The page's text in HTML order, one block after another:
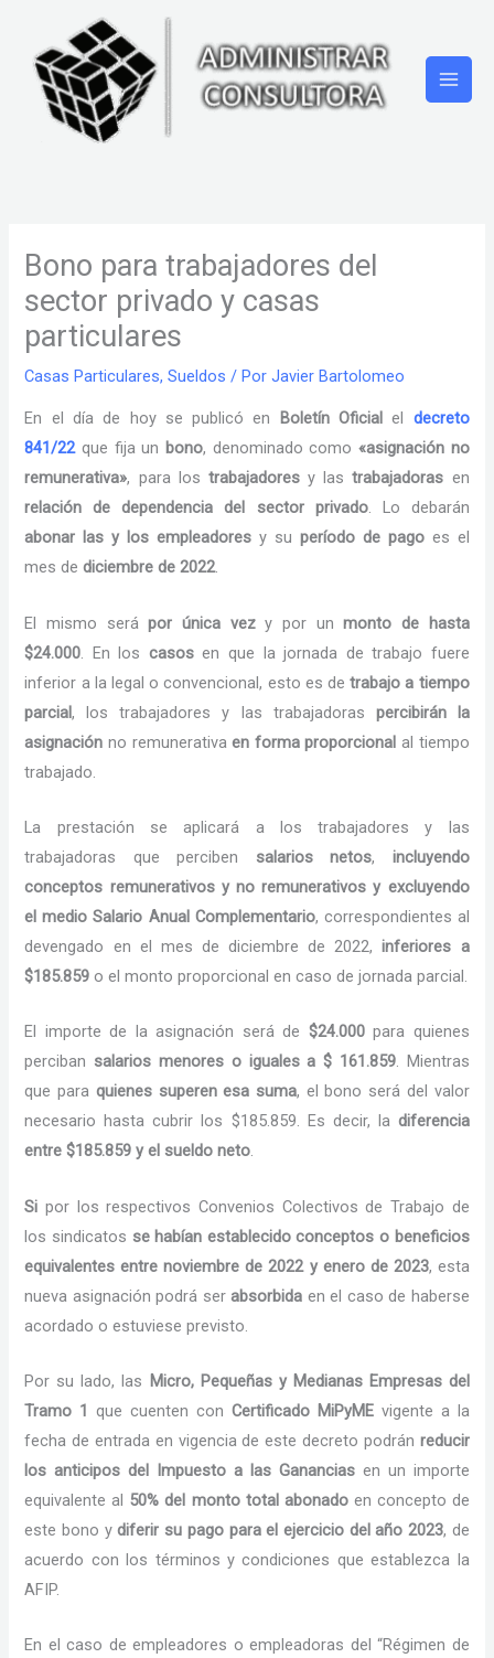
contenido
Bono para trabajadores del
sector privado y casas
particulares
Casas Particulares,Sueldos / PorJavier Bartolomeo
En el día de hoy se publicó en Boletín Oficial el decreto
841/22 que fija un bono, denominado como «asignación no
remunerativa», para los trabajadoresy lastrabajadoras en
relación de dependencia del sector privado. Lo debarán
abonar las y los empleadoresy su período de pagoes el
mes dediciembre de 2022.
El mismo serápor única vezy por unmonto de hasta
$24.000. En los casosen que la jornada de trabajo fuere
inferior a la legal o convencional, esto es detrabajo a tiempo
parcial, los trabajadores y las trabajadoras percibirán la
asignación no remunerativaen forma proporcional al tiempo
trabajado.
La prestación se aplicará a los trabajadores y las
trabajadoras que perciben salarios netos, incluyendo
conceptos remunerativos y no remunerativos y excluyendo
el medio Salario Anual Complementario, correspondientes al
devengado en el mes de diciembre de 2022,inferiores a
$185.859 o el monto proporcional en caso de jornada parcial.
El importe de la asignación será de $24.000para quienes
perciban salarios menores o iguales a $ 161.859. Mientras
que para quienes superen esa suma, el bono será del valor
necesario hasta cubrir los $185.859. Es decir, la diferencia
entre $185.859 y el sueldo neto.
Si por los respectivos Convenios Colectivos de Trabajo de
los sindicatos se habían establecido conceptos o beneficios
equivalentes entre noviembre de 2022 y enero de 2023, esta
nueva asignación podrá serabsorbida en el caso de haberse
acordado o estuviese previsto.
Por su lado, las Micro, Pequeñas y Medianas Empresas del
Tramo 1 que cuenten con Certificado MiPyMEvigente a la
fecha de entrada en vigencia de este decreto podrán reducir
los anticipos del Impuesto a las Gananciasen un importe
equivalente al 50% del monto total abonadoen concepto de
este bono ydiferir su pago para el ejercicio del año 2023, de
acuerdo con los términos y condiciones que establezca la
AFIP.
En el caso de empleadores o empleadoras del “Régimen de